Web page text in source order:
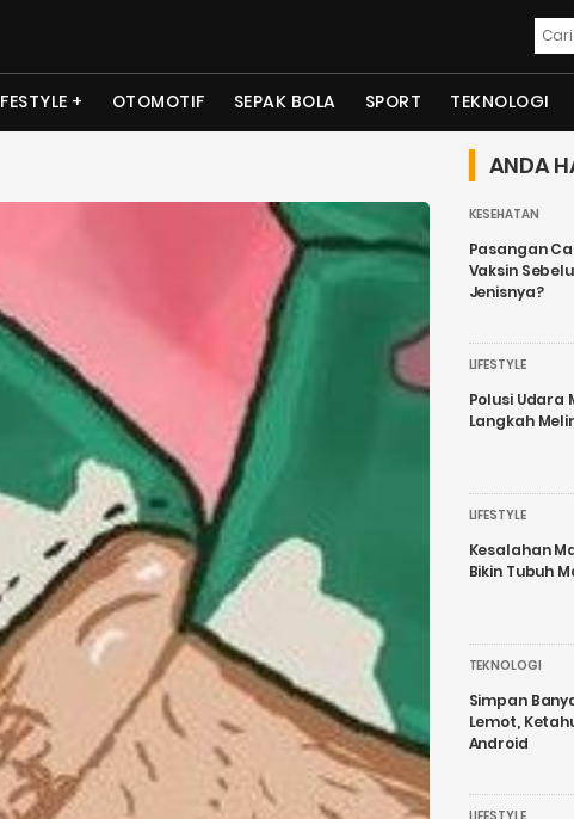
OTOMOTIF SEPAK BOLA SPORT TEKNOLOGI
ANDA
KESEHATAN
Pasangan
Vaksin
Jenisnya?
LIFESTYLE
Polusi Udara
Langkah
LIFESTYLE
Kesalahan
Bikin Tubuh
TEKNOLOGI
Simpan
Lemot,
Android